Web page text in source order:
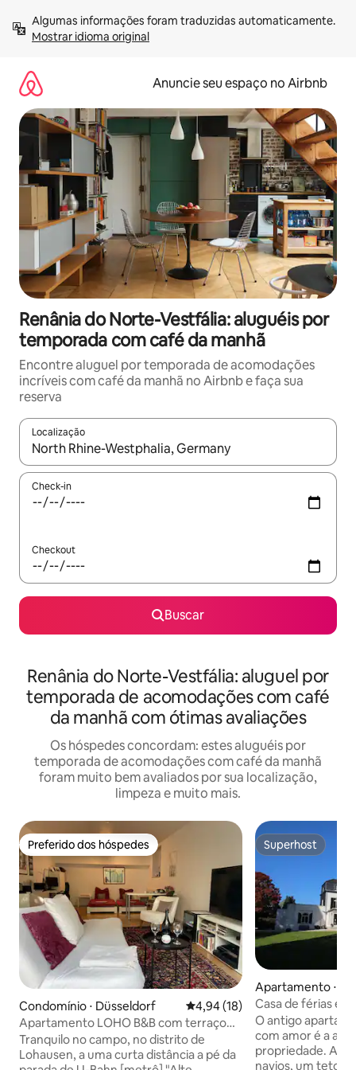
para
Mostrar idioma original
Anuncie seu espaço no Airbnb
Renânia do Norte-Vestfália: aluguéis por
temporada com café da manhã
Encontre aluguel por temporada de acomodações
incríveis com café da manhã no Airbnb e faça sua
reserva
Localização
Quando os resultados estiverem disponíveis, explore-os
Check-in
Checkout
Buscar
Renânia do Norte-Vestfália: aluguel por
temporada de acomodações com café
da manhã com ótimas avaliações
Os hóspedes concordam: estes aluguéis por
temporada de acomodações com café da manhã
foram muito bem avaliados por sua localização,
limpeza e muito mais.
Preferido dos hóspedes
Preferido dos hóspedes
Condomínio ⋅ Düsseldorf 4,94 de uma avaliação média
4,94 (18)
Apartamento LOHO B&B com terraço
em Messe/Feira/Arena
Tranquilo no campo, no distrito de
Lohausen, a uma curta distância a pé da
Superhost
Superhost
Apartamento ⋅
Casa de férias
O antigo
com amor é a
propriedade.
navios, um teto